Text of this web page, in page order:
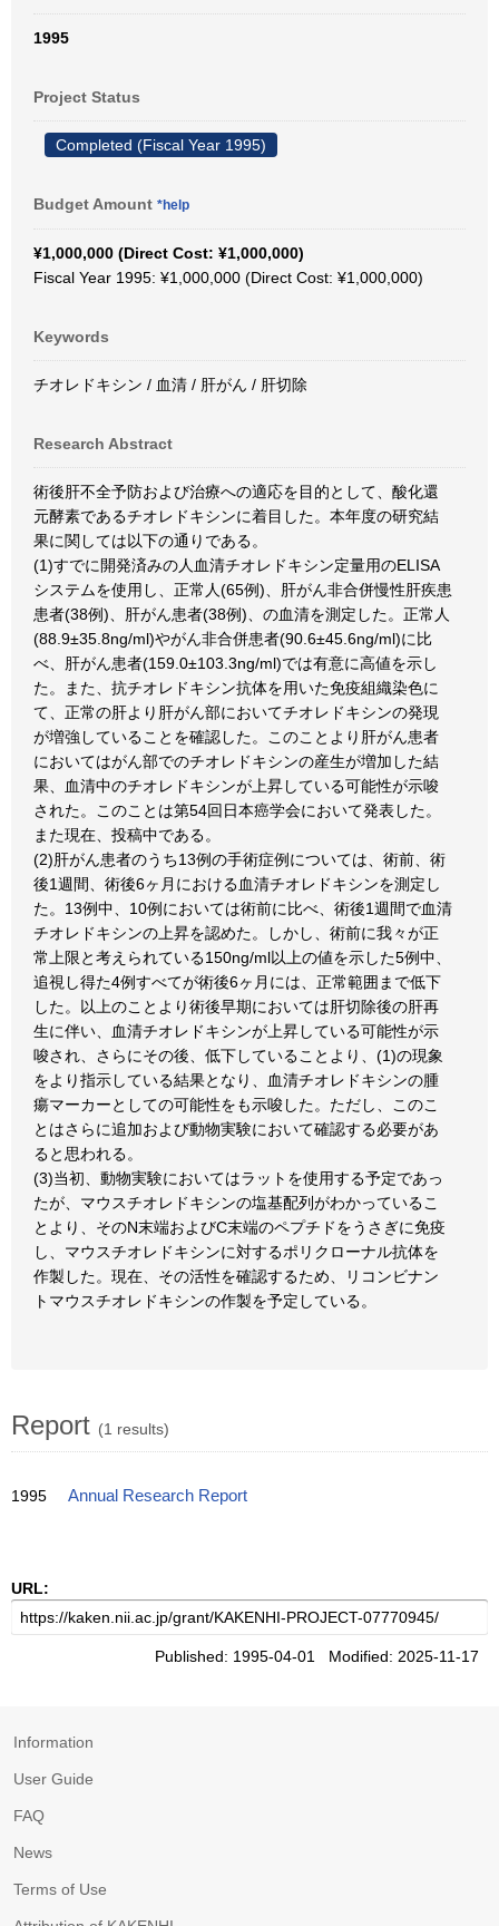
1995
Project Status
Completed (Fiscal Year 1995)
Budget Amount *help
¥1,000,000 (Direct Cost: ¥1,000,000)
Fiscal Year 1995: ¥1,000,000 (Direct Cost: ¥1,000,000)
Keywords
チオレドキシン / 血清 / 肝がん / 肝切除
Research Abstract
術後肝不全予防および治療への適応を目的として、酸化還
元酵素であるチオレドキシンに着目した。本年度の研究結
果に関しては以下の通りである。
(1)すでに開発済みの人血清チオレドキシン定量用のELISA
システムを使用し、正常人(65例)、肝がん非合併慢性肝疾患
患者(38例)、肝がん患者(38例)、の血清を測定した。正常人
(88.9±35.8ng/ml)やがん非合併患者(90.6±45.6ng/ml)に比
べ、肝がん患者(159.0±103.3ng/ml)では有意に高値を示し
た。また、抗チオレドキシン抗体を用いた免疫組織染色に
て、正常の肝より肝がん部においてチオレドキシンの発現
が増強していることを確認した。このことより肝がん患者
においてはがん部でのチオレドキシンの産生が増加した結
果、血清中のチオレドキシンが上昇している可能性が示唆
された。このことは第54回日本癌学会において発表した。
また現在、投稿中である。
(2)肝がん患者のうち13例の手術症例については、術前、術
後1週間、術後6ヶ月における血清チオレドキシンを測定し
た。13例中、10例においては術前に比べ、術後1週間で血清
チオレドキシンの上昇を認めた。しかし、術前に我々が正
常上限と考えられている150ng/ml以上の値を示した5例中、
追視し得た4例すべてが術後6ヶ月には、正常範囲まで低下
した。以上のことより術後早期においては肝切除後の肝再
生に伴い、血清チオレドキシンが上昇している可能性が示
唆され、さらにその後、低下していることより、(1)の現象
をより指示している結果となり、血清チオレドキシンの腫
瘍マーカーとしての可能性をも示唆した。ただし、このこ
とはさらに追加および動物実験において確認する必要があ
ると思われる。
(3)当初、動物実験においてはラットを使用する予定であっ
たが、マウスチオレドキシンの塩基配列がわかっているこ
とより、そのN末端およびC末端のペプチドをうさぎに免疫
し、マウスチオレドキシンに対するポリクローナル抗体を
作製した。現在、その活性を確認するため、リコンビナン
トマウスチオレドキシンの作製を予定している。
Report (1 results)
1995 Annual Research Report
URL:
Published: 1995-04-01 Modified: 2025-11-17
Information
User Guide
FAQ
News
Terms of Use